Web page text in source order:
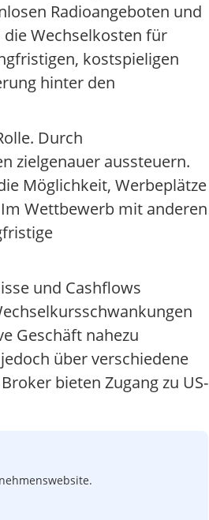
Radioangeboten und
Wechselkosten für
kostspieligen
hinter den
Durch
zielgenauer aussteuern.
Möglichkeit, Werbeplätze
Wettbewerb mit anderen
und Cashflows
Geschäft nahezu
über verschiedene
bieten Zugang zu US-